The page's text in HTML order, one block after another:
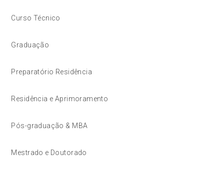
Curso Técnico
Graduação
Preparatório Residência
Residência e Aprimoramento
Pós-graduação & MBA
Mestrado e Doutorado